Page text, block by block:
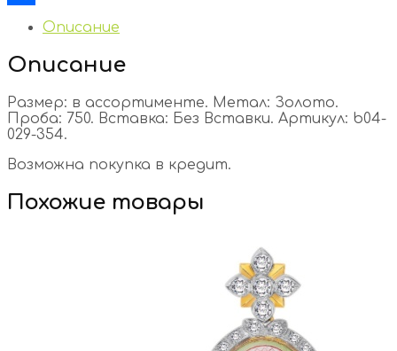
Отправить
Описание
Описание
Размер: в ассортименте. Метал: Золото.
Проба: 750. Вставка: Без Вставки. Артикул: b04-
029-354.
Возможна покупка в кредит.
Похожие товары